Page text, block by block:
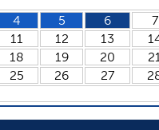
4 5 6 7
11 12 13
18 19 20
25 26 27